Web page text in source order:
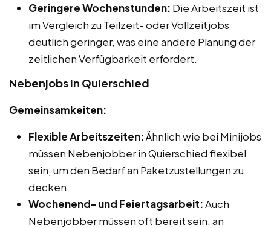
Geringere Wochenstunden: Die Arbeitszeit ist
im Vergleich zu Teilzeit- oder Vollzeitjobs
deutlich geringer, was eine andere Planung der
zeitlichen Verfügbarkeit erfordert.
Nebenjobs in Quierschied
Gemeinsamkeiten:
Flexible Arbeitszeiten:Ähnlich wie bei Minijobs
müssen Nebenjobber in Quierschied flexibel
sein, um den Bedarf an Paketzustellungen zu
decken.
Wochenend- und Feiertagsarbeit:Auch
Nebenjobber müssen oft bereit sein, an